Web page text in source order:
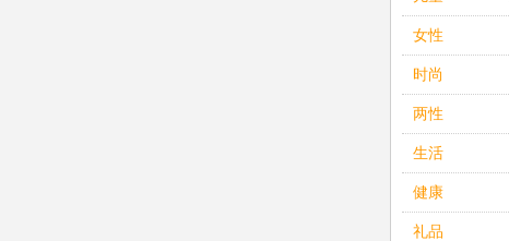
女性
时尚
两性
生活
健康
礼品